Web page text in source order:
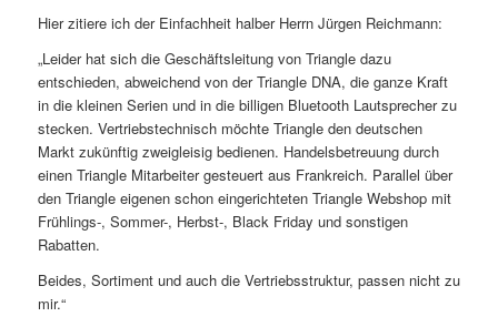
Hier zitiere ich der Einfachheit halber Herrn Jürgen Reichmann:
„Leider hat sich die Geschäftsleitung von Triangle dazu
entschieden, abweichend von der Triangle DNA, die ganze Kraft
in die kleinen Serien und in die billigen Bluetooth Lautsprecher zu
stecken. Vertriebstechnisch möchte Triangle den deutschen
Markt zukünftig zweigleisig bedienen. Handelsbetreuung durch
einen Triangle Mitarbeiter gesteuert aus Frankreich. Parallel über
den Triangle eigenen schon eingerichteten Triangle Webshop mit
Frühlings-, Sommer-, Herbst-, Black Friday und sonstigen
Rabatten.
Beides, Sortiment und auch die Vertriebsstruktur, passen nicht zu
mir.“